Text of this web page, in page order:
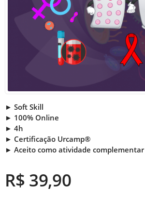
► Soft Skill
► 100% Online
► 4h
► Certificação Urcamp®
► Aceito como atividade complementar
R$ 39,90